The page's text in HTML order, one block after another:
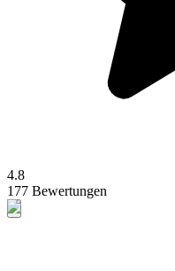
4.8
177 Bewertungen